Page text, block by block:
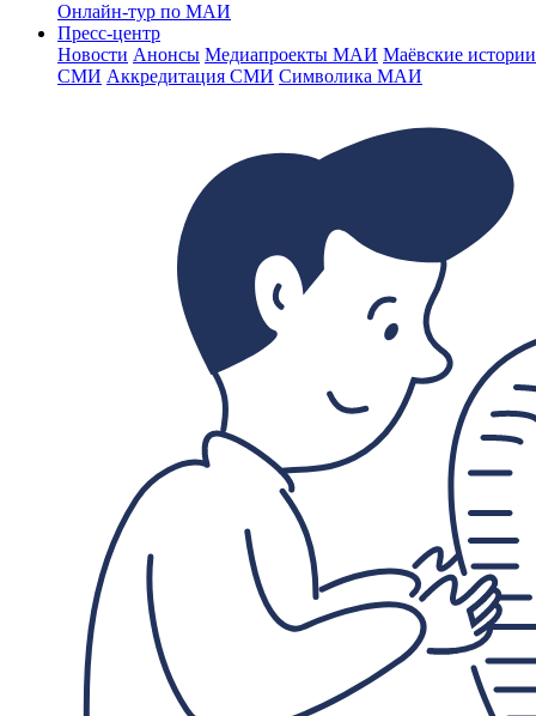
Онлайн-тур по МАИ
Пресс-центр
Новости Анонсы Медиапроекты МАИ Маёвские
СМИ Аккредитация СМИ Символика МАИ